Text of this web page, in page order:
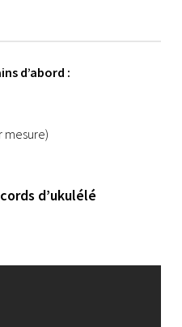
d’abord :
mesure)
d’ukulélé